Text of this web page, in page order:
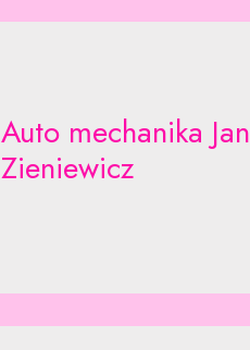
Auto mechanika Jan
Zieniewicz